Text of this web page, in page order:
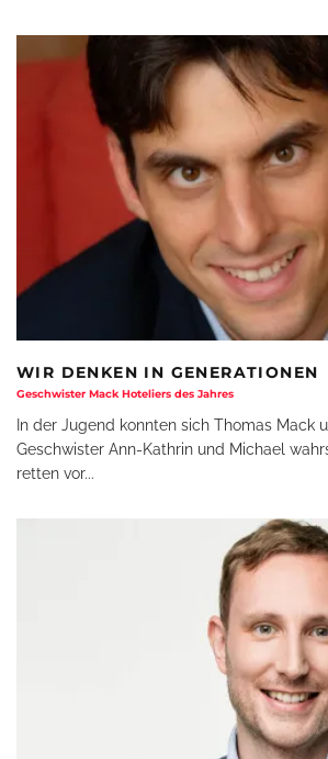
WIR DENKEN IN GENERATIONEN
Geschwister Mack Hoteliers des Jahres
In der Jugend konnten sich Thomas Mack
Geschwister Ann-Kathrin und Michael
retten vor...